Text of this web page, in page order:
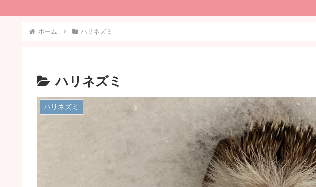
ホーム ハリネズミ
ハリネズミ
ハリネズミ